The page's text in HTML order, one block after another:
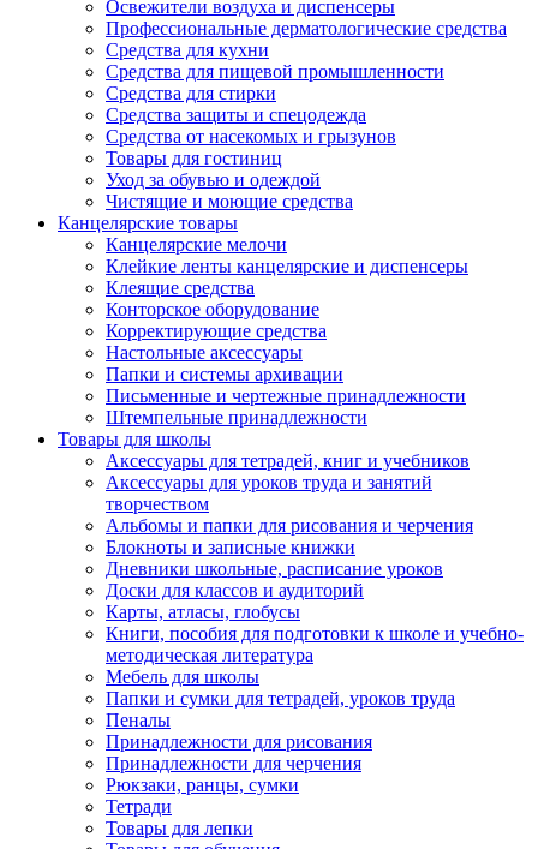
Освежители воздуха и диспенсеры
Профессиональные дерматологические средства
Средства для кухни
Средства для пищевой промышленности
Средства для стирки
Средства защиты и спецодежда
Средства от насекомых и грызунов
Товары для гостиниц
Уход за обувью и одеждой
Чистящие и моющие средства
Канцелярские товары
Канцелярские мелочи
Клейкие ленты канцелярские и диспенсеры
Клеящие средства
Конторское оборудование
Корректирующие средства
Настольные аксессуары
Папки и системы архивации
Письменные и чертежные принадлежности
Штемпельные принадлежности
Товары для школы
Аксессуары для тетрадей, книг и учебников
Аксессуары для уроков труда и занятий
творчеством
Альбомы и папки для рисования и черчения
Блокноты и записные книжки
Дневники школьные, расписание уроков
Доски для классов и аудиторий
Карты, атласы, глобусы
Книги, пособия для подготовки к школе и учебно-
методическая литература
Мебель для школы
Папки и сумки для тетрадей, уроков труда
Пеналы
Принадлежности для рисования
Принадлежности для черчения
Рюкзаки, ранцы, сумки
Тетради
Товары для лепки